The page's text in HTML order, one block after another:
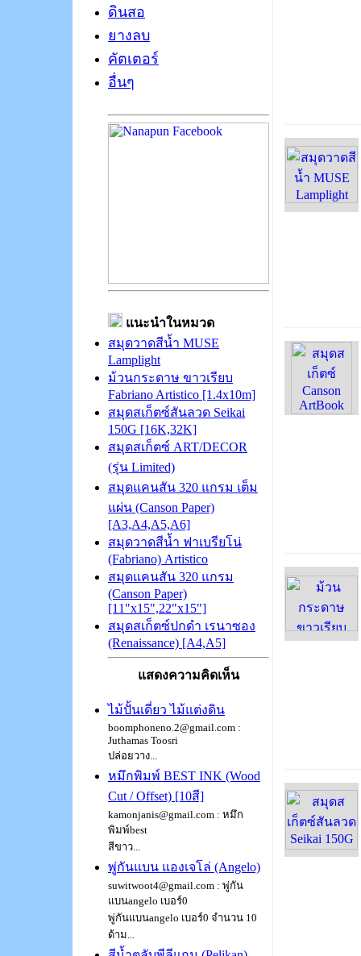
ดินสอ
ยางลบ
คัตเตอร์
อื่นๆ
แนะนำในหมวด
สมุดวาดสีน้ำ MUSE
Lamplight
ม้วนกระดาษ ขาวเรียบ
Fabriano Artistico [1.4x10m]
สมุดสเก็ตซ์สันลวด Seikai
150G [16K,32K]
สมุดสเก็ตซ์ ART/DECOR
(รุ่น Limited)
สมุดแคนสัน 320 แกรม เต็ม
แผ่น (Canson Paper)
[A3,A4,A5,A6]
สมุดวาดสีน้ำ ฟาเบรียโน่
(Fabriano) Artistico
สมุดแคนสัน 320 แกรม
(Canson Paper)
[11"x15",22"x15"]
สมุดสเก็ตซ์ปกดำ เรนาซอง
(Renaissance) [A4,A5]
แสดงความคิดเห็น
ไม้ปั้นเดี่ยว ไม้แต่งดิน
boomphoneno.2@gmail.com :
Juthamas Toosri
ปล่อยวาง...
หมึกพิมพ์ BEST INK (Wood
Cut / Offset) [10สี]
kamonjanis@gmail.com : หมึก
พิมพ์best
สีขาว...
พู่กันแบน แองเจโล่ (Angelo)
suwitwoot4@gmail.com : พู่กัน
แบนangelo เบอร์0
พู่กันแบนangelo เบอร์0 จำนวน 10
ด้าม...